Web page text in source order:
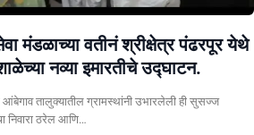
मंडळाच्या वतीनं श्रीक्षेत्र पंढरपूर येथे
नव्या इमारतीचे उद्घाटन.
तालुक्यातील ग्रामस्थांनी उभारलेली ही सुसज्ज
निवारा ठरेल आणि…